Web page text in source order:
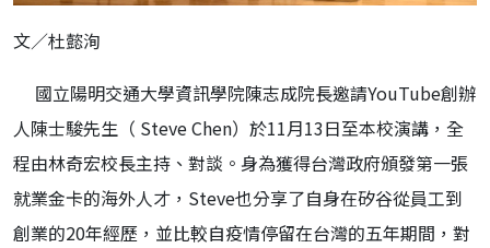
文／杜懿洵
國立陽明交通大學資訊學院陳志成院長邀請YouTube創辦
人陳士駿先生（ Steve Chen）於11月13日至本校演講，全
程由林奇宏校長主持、對談。身為獲得台灣政府頒發第一張
就業金卡的海外人才，Steve也分享了自身在矽谷從員工到
創業的20年經歷，並比較自疫情停留在台灣的五年期間，對